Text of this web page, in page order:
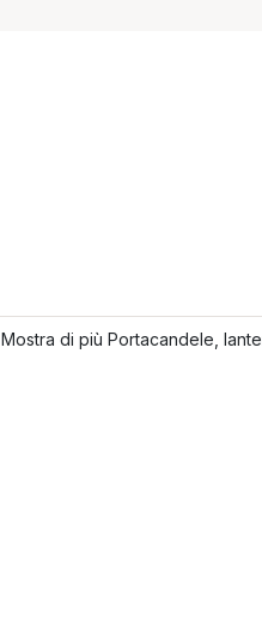
Mostra di più Portacandele,